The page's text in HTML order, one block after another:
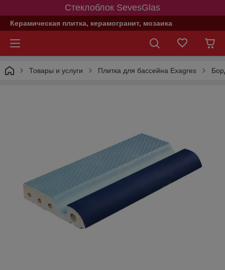
Стеклоблок SevesGlas
Керамическая плитка, керамогранит, мозаика
Товары и услуги Плитка для бассейна Exagres